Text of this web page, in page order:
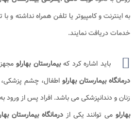
به اینترنت و کامپیوتر یا تلفن همراه نداشته و
خدمات دریافت نمایند.
باید اشاره کرد کهبیمارستان بهارلو
درمانگاه بیمارستان بهارلو اطفال، چشم
زنان و دندانپزشکی می باشد. افراد پس از ورود
بهارلومی توانند یکی ازدرمانگاه بیمارستان